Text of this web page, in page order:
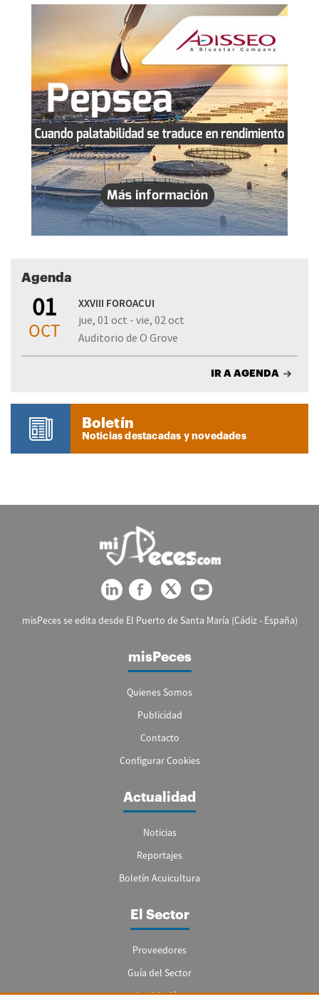
Agenda
01
OCT
XXVIII FOROACUI
jue, 01 oct - vie, 02 oct
Auditorio de O Grove
IR A AGENDA
Boletín
Noticias destacadas y novedades
misPeces se edita desde El Puerto de Santa María (Cádiz - España)
misPeces
Quienes Somos
Publicidad
Contacto
Configurar Cookies
Actualidad
Noticias
Reportajes
Boletín Acuicultura
El Sector
Proveedores
Guía del Sector
Legislación